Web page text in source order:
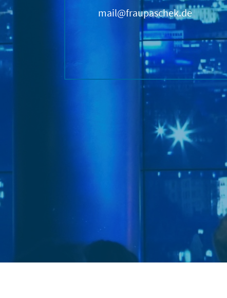
mail@fraupaschek.de